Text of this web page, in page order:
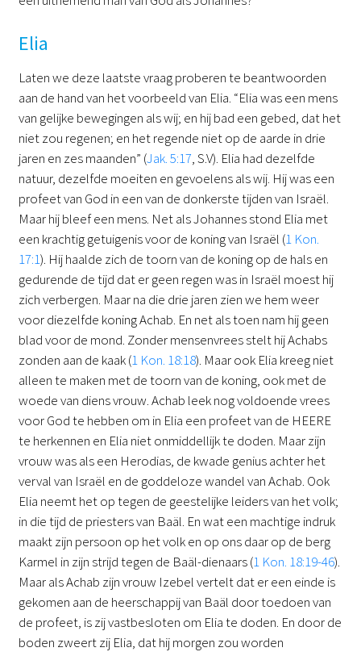
Elia
Laten we deze laatste vraag proberen te beantwoorden
aan de hand van het voorbeeld van Elia. “Elia was een mens
van gelijke bewegingen als wij; en hij bad een gebed, dat het
niet zou regenen; en het regende niet op de aarde in drie
jaren en zes maanden” (Jak. 5:17, S.V). Elia had dezelfde
natuur, dezelfde moeiten en gevoelens als wij. Hij was een
profeet van God in een van de donkerste tijden van Israël.
Maar hij bleef een mens. Net als Johannes stond Elia met
een krachtig getuigenis voor de koning van Israël (1 Kon.
17:1). Hij haalde zich de toorn van de koning op de hals en
gedurende de tijd dat er geen regen was in Israël moest hij
zich verbergen. Maar na die drie jaren zien we hem weer
voor diezelfde koning Achab. En net als toen nam hij geen
blad voor de mond. Zonder mensenvrees stelt hij Achabs
zonden aan de kaak (1 Kon. 18:18). Maar ook Elia kreeg niet
alleen te maken met de toorn van de koning, ook met de
woede van diens vrouw. Achab leek nog voldoende vrees
voor God te hebben om in Elia een profeet van de HEERE
te herkennen en Elia niet onmiddellijk te doden. Maar zijn
vrouw was als een Herodias, de kwade genius achter het
verval van Israël en de goddeloze wandel van Achab. Ook
Elia neemt het op tegen de geestelijke leiders van het volk;
in die tijd de priesters van Baäl. En wat een machtige indruk
maakt zijn persoon op het volk en op ons daar op de berg
Karmel in zijn strijd tegen de Baäl-dienaars (1 Kon. 18:19-46).
Maar als Achab zijn vrouw Izebel vertelt dat er een einde is
gekomen aan de heerschappij van Baäl door toedoen van
de profeet, is zij vastbesloten om Elia te doden. En door de
boden zweert zij Elia, dat hij morgen zou worden